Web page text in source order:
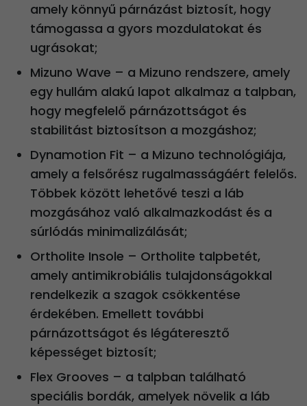
amely könnyű párnázást biztosít, hogy
támogassa a gyors mozdulatokat és
ugrásokat;
Mizuno Wave – a Mizuno rendszere, amely
egy hullám alakú lapot alkalmaz a talpban,
hogy megfelelő párnázottságot és
stabilitást biztosítson a mozgáshoz;
Dynamotion Fit – a Mizuno technológiája,
amely a felsőrész rugalmasságáért felelős.
Többek között lehetővé teszi a láb
mozgásához való alkalmazkodást és a
súrlódás minimalizálását;
Ortholite Insole – Ortholite talpbetét,
amely antimikrobiális tulajdonságokkal
rendelkezik a szagok csökkentése
érdekében. Emellett további
párnázottságot és légáteresztő
képességet biztosít;
Flex Grooves – a talpban található
speciális bordák, amelyek növelik a láb